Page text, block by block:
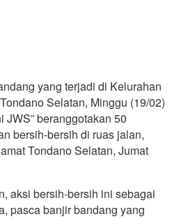
yang terjadi di Kelurahan
Selatan, Minggu (19/02)
JWS” beranggotakan 50
bersih-bersih di ruas jalan,
Tondano Selatan, Jumat
aksi bersih-bersih ini sebagai
pasca banjir bandang yang